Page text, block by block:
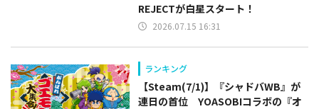
REJECTが白星スタート！
2026.07.15 16:31
ランキング
【Steam(7/1)】『シャドバWB』が
連日の首位 YOASOBIコラボの『オ